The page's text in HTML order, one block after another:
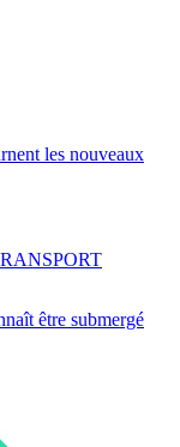
les nouveaux
être submergé